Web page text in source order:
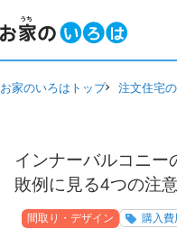
お家のいろはトップ 注文住宅
インナーバルコニー
敗例に見る4つの注
間取り・デザイン 購入費